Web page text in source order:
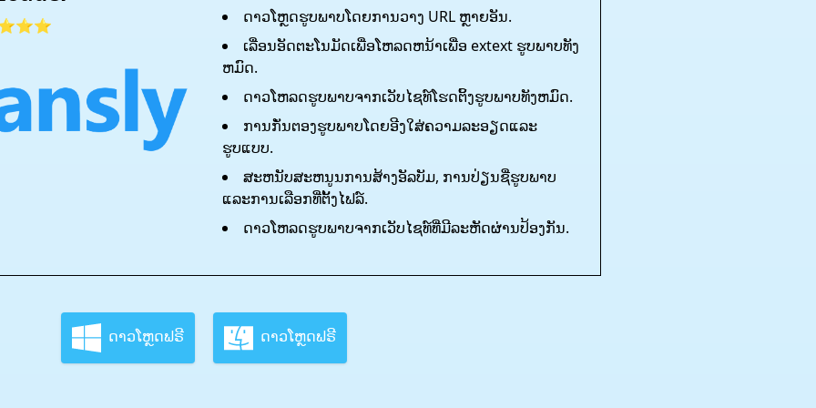
ດາວໂຫຼດຮູບພາບໂດຍການວາງ URL ຫຼາຍອັນ.
ເລື່ອນອັດຕະໂນມັດເພື່ອໂຫລດຫນ້າເພື່ອ extext ຮູບພາບທັງ
ຫມົດ.
ດາວໂຫລດຮູບພາບຈາກເວັບໄຊທ໌ໂຮດຕິ້ງຮູບພາບທັງຫມົດ.
ການກັ່ນຕອງຮູບພາບໂດຍອີງໃສ່ຄວາມລະອຽດແລະ
ຮູບແບບ.
ສະ​ຫນັບ​ສະ​ຫນູນ​ການ​ສ້າງ​ອ​ັ​ລ​ບັມ​, ການ​ປ່ຽນ​ຊື່​ຮູບ​ພາບ​
ແລະ​ການ​ເລືອກ​ທີ່​ຕັ້ງ​ໄຟລ​໌​.
ດາວໂຫລດຮູບພາບຈາກເວັບໄຊທ໌ທີ່ມີລະຫັດຜ່ານປ້ອງກັນ.
ດາວໂຫຼດຟຣີ ດາວໂຫຼດຟຣີ